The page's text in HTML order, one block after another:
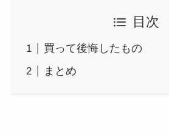
目次
買って後悔したもの
まとめ